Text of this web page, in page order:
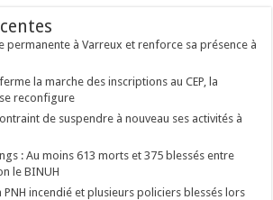
permanente à Varreux et renforce sa présence à
la marche des inscriptions au CEP, la
reconfigure
de suspendre à nouveau ses activités à
: Au moins 613 morts et 375 blessés entre
le BINUH
PNH incendié et plusieurs policiers blessés lors